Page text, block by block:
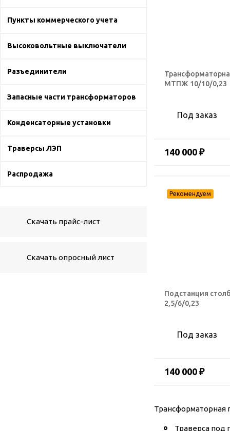
Пункты коммерческого учета
Высоковольтные выключатели
Разъединители
Запасные части трансформаторов
Конденсаторные установки
Траверсы ЛЭП
Распродажа
Скачать прайс-лист
Скачать опросный лист
МТПЖ 10/10/0,23
Под заказ
140 000 ₽
Подстанция
2,5/6/0,23
Под заказ
140 000 ₽
Трансформаторная
Траверса под